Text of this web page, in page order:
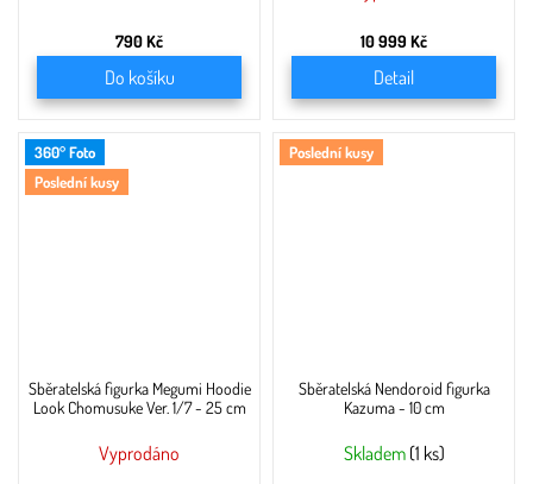
790 Kč
Do košíku
10 999 Kč
Detail
360° Foto
Poslední kusy
Sběratelská figurka Megumi Hoodie
Look Chomusuke Ver. 1/7 - 25 cm
Vyprodáno
Poslední kusy
Sběratelská Nendoroid figurka
Kazuma - 10 cm
Skladem (1 ks)